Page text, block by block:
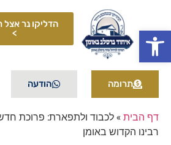
פתח סרגל נגישות
הדליקו נר אצל
>
תרומה הודעה
דף הבית»לכבוד ולתפארת: פרוכת
רבינו הקדוש באומן